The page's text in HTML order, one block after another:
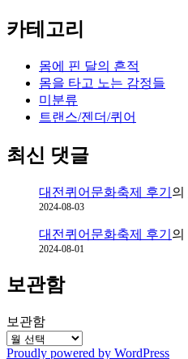
카테고리
몸에 핀 달의 흔적
몸을 타고 노는 감정들
미분류
트랜스/젠더/퀴어
최신 댓글
대전퀴어문화축제 후기 의
2024-08-03
대전퀴어문화축제 후기 의
2024-08-01
보관함
보관함
Proudly powered by WordPress